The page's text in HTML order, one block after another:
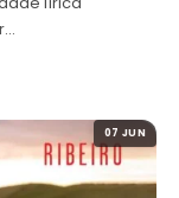
07 JUN